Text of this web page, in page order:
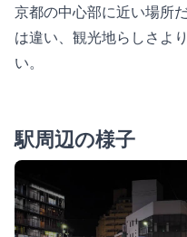
京都の中心部に近い場所
は違い、観光地らしさよ
い。
駅周辺の様子